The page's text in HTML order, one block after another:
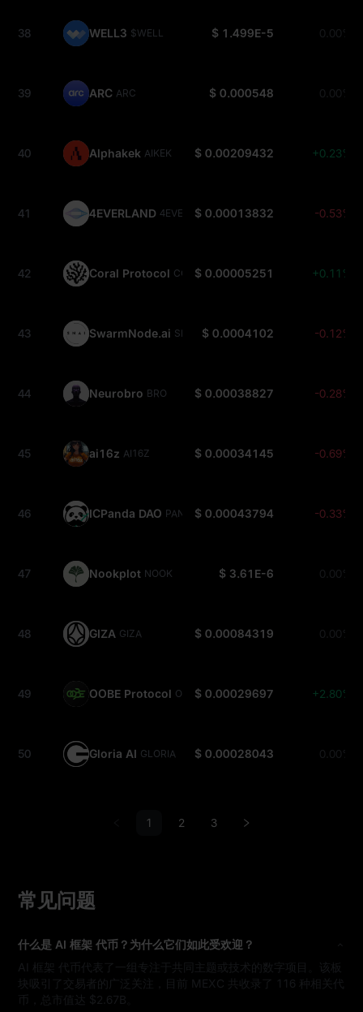
38 WELL3 $WELL $ 1.499E-5 0.00%
39 ARC ARC $ 0.000548 0.00%
40 Alphakek AIKEK $ 0.00209432 +0.23%
41 4EVERLAND 4EVER $ 0.00013832 -0.53%
42 Coral Protocol CORAL$ 0.00005251 +0.11%
43 SwarmNode.ai SNAI $ 0.0004102 -0.12%
44 Neurobro BRO $ 0.00038827 -0.28%
45 ai16z AI16Z $ 0.00034145 -0.69%
46 ICPanda DAO PANDA$ 0.00043794 -0.33%
47 Nookplot NOOK $ 3.61E-6 0.00%
48 GIZA GIZA $ 0.00084319 0.00%
49 OOBE Protocol OOBE$ 0.00029697 +2.80%
50 Gloria AI GLORIA $ 0.00028043 0.00%
1 2 3
常见问题
什么是 AI 框架 代币？为什么它们如此受欢迎？
AI 框架 代币代表了一组专注于共同主题或技术的数字项目。该板
块吸引了交易者的广泛关注，目前 MEXC 共收录了 116 种相关代
币，总市值达 $2.67B。